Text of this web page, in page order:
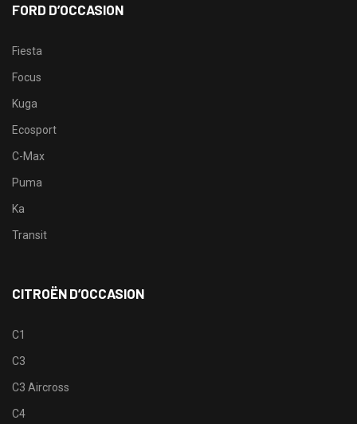
FORD D’OCCASION
Fiesta
Focus
Kuga
Ecosport
C-Max
Puma
Ka
Transit
CITROËN D’OCCASION
C1
C3
C3 Aircross
C4